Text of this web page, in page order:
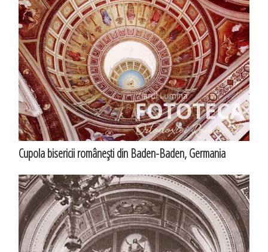
Cupola bisericii româneşti din Baden-Baden, Germania